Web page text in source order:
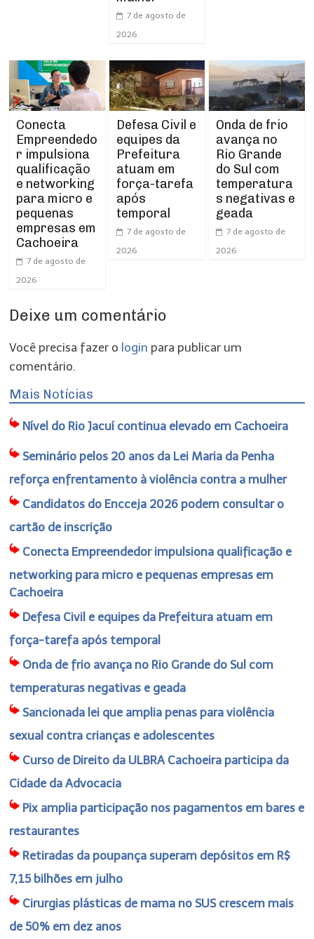
7 de agosto de
2026
Conecta
Empreendedo
r impulsiona
qualificação
e networking
para micro e
pequenas
empresas em
Cachoeira
7 de agosto de
2026
Defesa Civil e
equipes da
Prefeitura
atuam em
força-tarefa
após
temporal
7 de agosto de
2026
Onda de frio
avança no
Rio Grande
do Sul com
temperatura
s negativas e
geada
7 de agosto de
2026
Deixe um comentário
Você precisa fazer o login para publicar um
comentário.
Mais Notícias
Nível do Rio Jacuí continua elevado em Cachoeira
Seminário pelos 20 anos da Lei Maria da Penha
reforça enfrentamento à violência contra a mulher
Candidatos do Encceja 2026 podem consultar o
cartão de inscrição
Conecta Empreendedor impulsiona qualificação e
networking para micro e pequenas empresas em
Cachoeira
Defesa Civil e equipes da Prefeitura atuam em
força-tarefa após temporal
Onda de frio avança no Rio Grande do Sul com
temperaturas negativas e geada
Sancionada lei que amplia penas para violência
sexual contra crianças e adolescentes
Curso de Direito da ULBRA Cachoeira participa da
Cidade da Advocacia
Pix amplia participação nos pagamentos em bares e
restaurantes
Retiradas da poupança superam depósitos em R$
7,15 bilhões em julho
Cirurgias plásticas de mama no SUS crescem mais
de 50% em dez anos